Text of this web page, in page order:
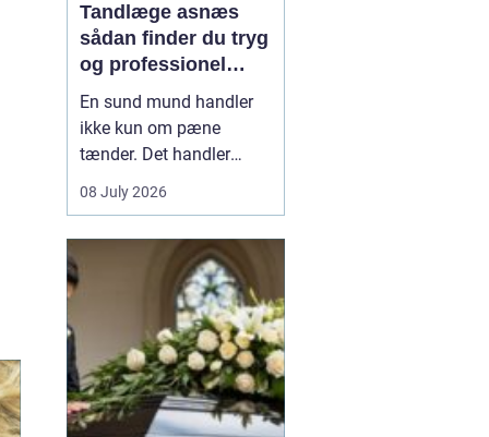
Tandlæge asnæs
sådan finder du tryg
og professionel
tandpleje
En sund mund handler
ikke kun om pæne
tænder. Det handler
også om at kunne spise
uden smerter, tale frit og
bekymret. For mange i
og omkring Asnæs kan
det dog være en
udfordring at finde den
rette tandlæge, især hvis
man har haft d...
08 July 2026